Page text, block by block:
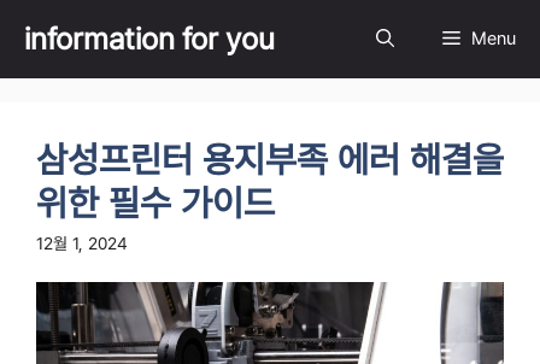
content
information for you Menu
삼성프린터 용지부족 에러 해결을
위한 필수 가이드
12월 1, 2024